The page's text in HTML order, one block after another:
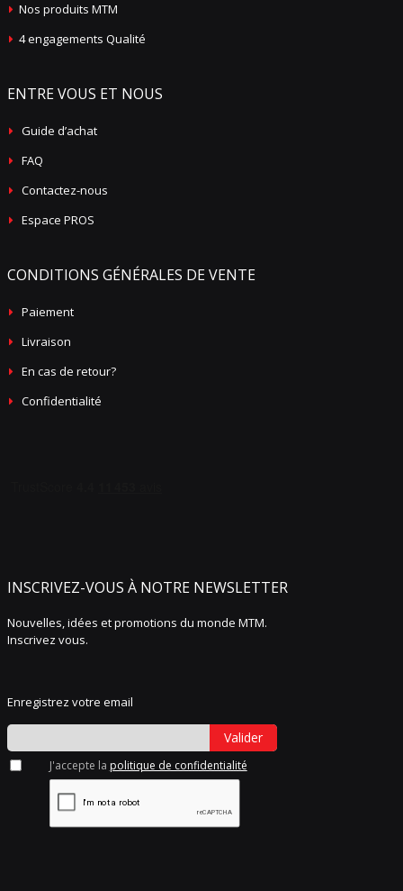
Nos produits MTM
4 engagements Qualité
ENTRE VOUS ET NOUS
Guide d’achat
FAQ
Contactez-nous
Espace PROS
CONDITIONS GÉNÉRALES DE VENTE
Paiement
Livraison
En cas de retour?
Confidentialité
INSCRIVEZ-VOUS À NOTRE NEWSLETTER
Nouvelles, idées et promotions du monde MTM.
Inscrivez vous.
Enregistrez votre email
Valider
J'accepte la politique de confidentialité